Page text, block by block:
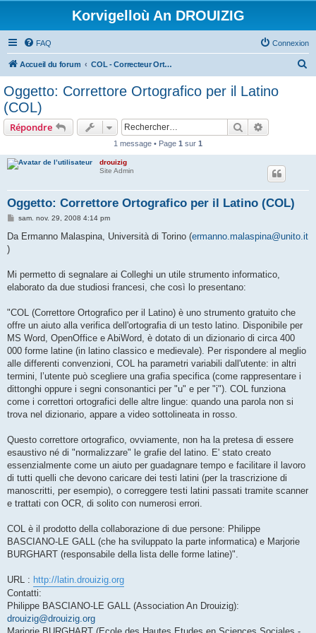
Korvigelloù An DROUIZIG
FAQ Connexion
Accueil du forum COL - Correcteur Orthographique Latin - Latin Spell Checker
Oggetto: Correttore Ortografico per il Latino
(COL)
Répondre Rechercher
1 message • Page 1 sur 1
drouizig
Site Admin
Oggetto: Correttore Ortografico per il Latino (COL)
M
s
sam. nov. 29, 2008 4:14 pm
Da Ermanno Malaspina, Università di Torino (ermanno.malaspina@unito.it
)
Mi permetto di segnalare ai Colleghi un utile strumento informatico,
elaborato da due studiosi francesi, che così lo presentano:
"COL (Correttore Ortografico per il Latino) è uno strumento gratuito che
offre un aiuto alla verifica dell'ortografia di un testo latino. Disponibile per
MS Word, OpenOffice e AbiWord, è dotato di un dizionario di circa 400
000 forme latine (in latino classico e medievale). Per rispondere al meglio
alle differenti convenzioni, COL ha parametri variabili dall'utente: in altri
termini, l’utente può scegliere una grafia specifica (come rappresentare i
dittonghi oppure i segni consonantici per "u" e per "i"). COL funziona
come i correttori ortografici delle altre lingue: quando una parola non si
trova nel dizionario, appare a video sottolineata in rosso.
Questo correttore ortografico, ovviamente, non ha la pretesa di essere
esaustivo né di "normalizzare" le grafie del latino. E' stato creato
essenzialmente come un aiuto per guadagnare tempo e facilitare il lavoro
di tutti quelli che devono caricare dei testi latini (per la trascrizione di
manoscritti, per esempio), o correggere testi latini passati tramite scanner
e trattati con OCR, di solito con numerosi errori.
COL è il prodotto della collaborazione di due persone: Philippe
BASCIANO-LE GALL (che ha sviluppato la parte informatica) e Marjorie
BURGHART (responsabile della lista delle forme latine)".
URL : http://latin.drouizig.org
Contatti:
Philippe BASCIANO-LE GALL (Association An Drouizig):
drouizig@drouizig.org